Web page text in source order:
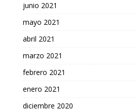
junio 2021
mayo 2021
abril 2021
marzo 2021
febrero 2021
enero 2021
diciembre 2020